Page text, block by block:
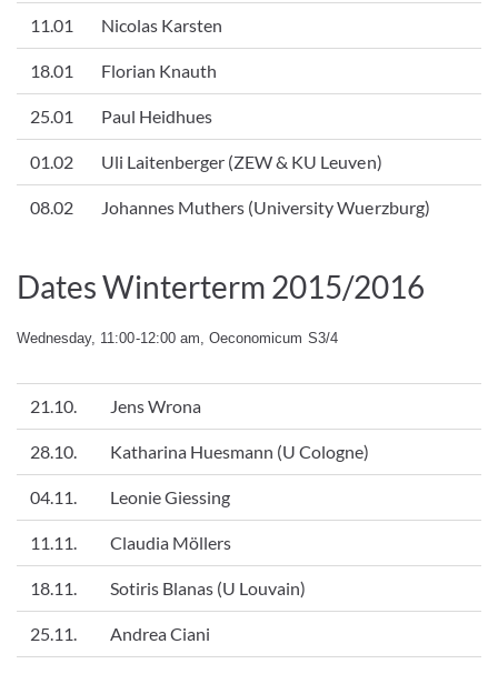
11.01 Nicolas Karsten
18.01 Florian Knauth
25.01 Paul Heidhues
01.02 Uli Laitenberger (ZEW & KU Leuven)
08.02 Johannes Muthers (University Wuerzburg)
Dates Winterterm 2015/2016
Wednesday, 11:00-12:00 am, Oeconomicum S3/4
21.10. Jens Wrona
28.10. Katharina Huesmann (U Cologne)
04.11. Leonie Giessing
11.11. Claudia Möllers
18.11. Sotiris Blanas (U Louvain)
25.11. Andrea Ciani